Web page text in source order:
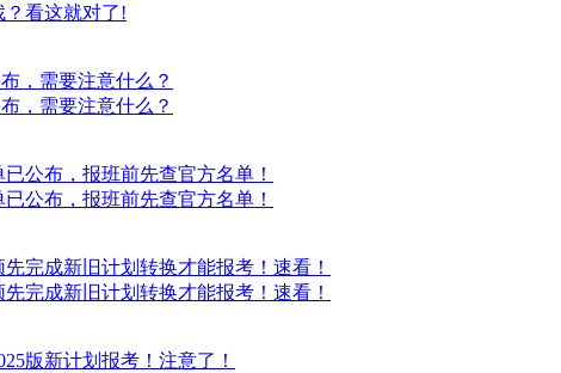
看这就对了!
，需要注意什么？
，需要注意什么？
公布，报班前先查官方名单！
公布，报班前先查官方名单！
完成新旧计划转换才能报考！速看！
完成新旧计划转换才能报考！速看！
版新计划报考！注意了！